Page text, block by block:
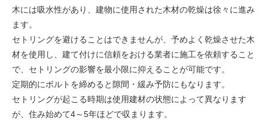
木には吸水性があり、建物に使用された木材の乾燥は徐々に進み
ます。
セトリングを避けることはできませんが、予めよく乾燥させた木
材を使用し、建て付けに信頼をおける業者に施工を依頼すること
で、セトリングの影響を最小限に抑えることが可能です。
定期的にボルトを締めると隙間・緩み予防にもなります。
セトリングが起こる時期は使用建材の状態によって異なります
が、住み始めて4～5年ほどで収まります。